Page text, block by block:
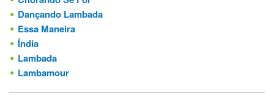
Dançando Lambada
Essa Maneira
Índia
Lambada
Lambamour